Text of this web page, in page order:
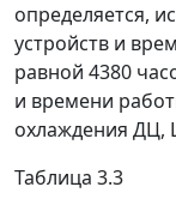
определяется,
устройств и
равной 4380
и времени
охлаждения ДЦ,
Таблица 3.3